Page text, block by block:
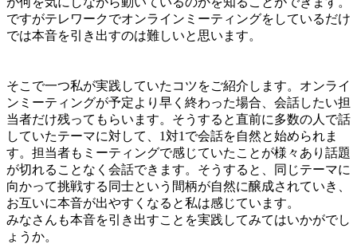
ですがテレワークでオンラインミーティングをしているだけ
では本音を引き出すのは難しいと思います。
そこで一つ私が実践していたコツをご紹介します。オンライ
ンミーティングが予定より早く終わった場合、会話したい担
当者だけ残ってもらいます。そうすると直前に多数の人で話
していたテーマに対して、1対1で会話を自然と始められま
す。担当者もミーティングで感じていたことが様々あり話題
が切れることなく会話できます。そうすると、同じテーマに
向かって挑戦する同士という間柄が自然に醸成されていき、
お互いに本音が出やすくなると私は感じています。
みなさんも本音を引き出すことを実践してみてはいかがでし
ょうか。